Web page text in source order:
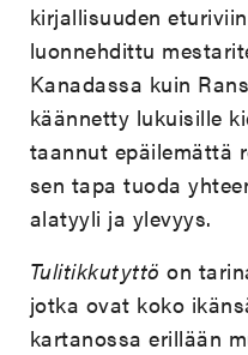
kirjallisuuden
luonnehdittu
Kanadassa kuin
käännetty lukuisille
taannut epäilemättä
sen tapa tuoda
alatyyli ja ylevyys.
Tulitikkutyttö on
jotka ovat koko
kartanossa erillään